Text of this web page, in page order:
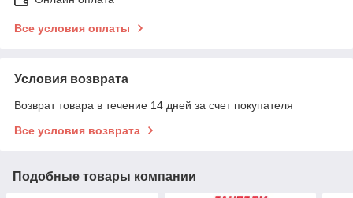
Все условия оплаты
Условия возврата
Возврат товара в течение 14 дней за счет покупателя
Все условия возврата
Подобные товары компании